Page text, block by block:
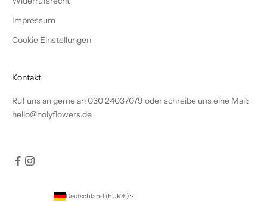
Impressum
Cookie Einstellungen
Kontakt
Ruf uns an gerne an 030 24037079 oder schreibe uns eine Mail:
hello@holyflowers.de
Deutschland (EUR €)